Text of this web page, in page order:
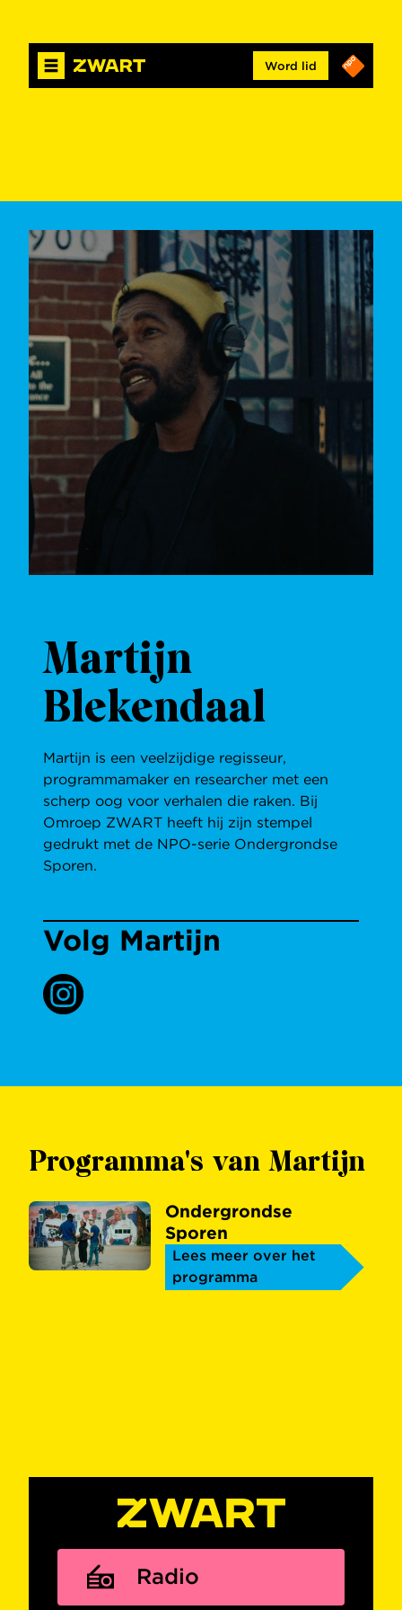
Word lid
Martijn
Blekendaal
Martijn is een veelzijdige regisseur,
programmamaker en researcher met een
scherp oog voor verhalen die raken. Bij
Omroep ZWART heeft hij zijn stempel
gedrukt met de NPO-serie Ondergrondse
Sporen.
Volg Martijn
Programma's van Martijn
Ondergrondse
Sporen
Lees meer over het
programma
Radio